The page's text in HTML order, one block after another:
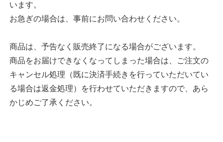
います。
お急ぎの場合は、事前にお問い合わせください。
商品は、予告なく販売終了になる場合がございます。
商品をお届けできなくなってしまった場合は、ご注文の
キャンセル処理（既に決済手続きを行っていただいてい
る場合は返金処理）を行わせていただきますので、あら
かじめご了承ください。